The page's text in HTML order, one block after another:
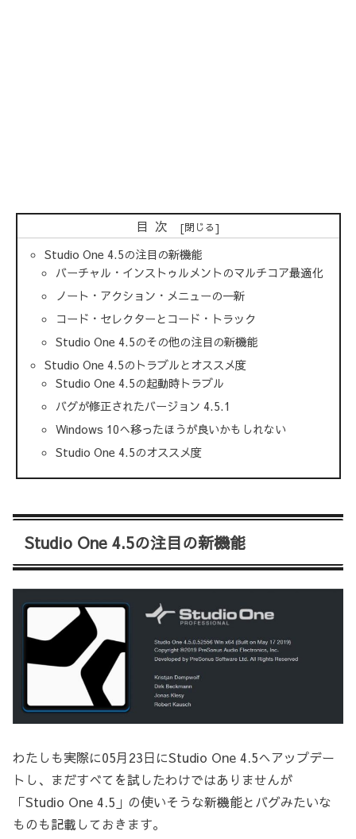
目次
Studio One 4.5の注目の新機能
バーチャル・インストゥルメントのマルチコア最適化
ノート・アクション・メニューの一新
コード・セレクターとコード・トラック
Studio One 4.5のその他の注目の新機能
Studio One 4.5のトラブルとオススメ度
Studio One 4.5の起動時トラブル
バグが修正されたバージョン 4.5.1
Windows 10へ移ったほうが良いかもしれない
Studio One 4.5のオススメ度
Studio One 4.5の注目の新機能
わたしも実際に05月23日にStudio One 4.5へアップデー
トし、まだすべてを試したわけではありませんが
「Studio One 4.5」の使いそうな新機能とバグみたいな
ものも記載しておきます。